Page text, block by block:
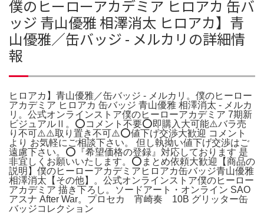
僕のヒーローアカデミア ヒロアカ 缶バ
ッジ 青山優雅 相澤消太 ヒロアカ】青
山優雅／缶バッジ - メルカリの詳細情
報
ヒロアカ】青山優雅／缶バッジ - メルカリ。僕のヒーロー
アカデミア ヒロアカ 缶バッジ 青山優雅 相澤消太 - メルカ
リ。公式オンラインストア僕のヒーローアカデミア 7期新
ビジュアルⅡ。⭕️コメント不要⭕️即購入大可能⚠️バラ売
り不可⚠️⚠️取り置き不可⚠️⭕️値下げ交渉大歓迎 コメント
より お気軽にご相談下さい。 但し執拗い値下げ交渉はご
遠慮下さい。⭕️『希望価格の登録』対応しております 是
非宜しくお願いいたします。⭕️まとめ依頼大歓迎【商品の
説明】僕のヒーローアカデミアヒロアカ缶バッジ青山優雅
相澤消太【その他】。公式オンラインストア僕のヒーロー
アカデミア 描き下ろし。ソードアート・オンライン SAO
アスナ After War。プロセカ 宵崎奏 10B グリッター缶
バッジコレクション